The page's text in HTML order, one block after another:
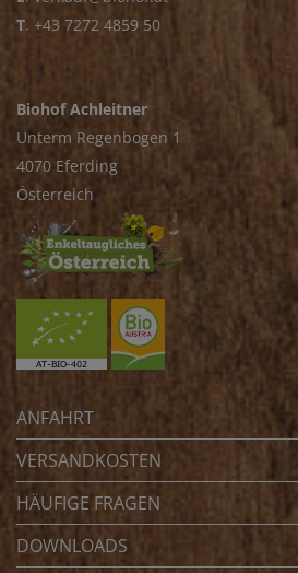
T. +43 7272 4859 50
Biohof Achleitner
Unterm Regenbogen 1
4070 Eferding
Österreich
ANFAHRT
VERSANDKOSTEN
HÄUFIGE FRAGEN
DOWNLOADS